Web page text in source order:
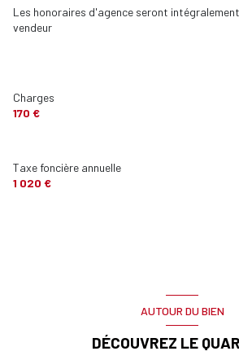
cave
Les honoraires d'agence seront
vendeur
Charges
170 €
Taxe foncière annuelle
1 020 €
AUTOUR DU BIEN
DÉCOUVREZ LE